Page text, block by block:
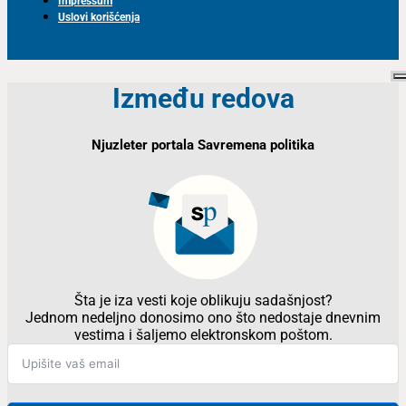
Uslovi korišćenja
Između redova
Njuzleter portala Savremena politika
Šta je iza vesti koje oblikuju sadašnjost?
Jednom nedeljno donosimo ono što nedostaje dnevnim
vestima i šaljemo elektronskom poštom.